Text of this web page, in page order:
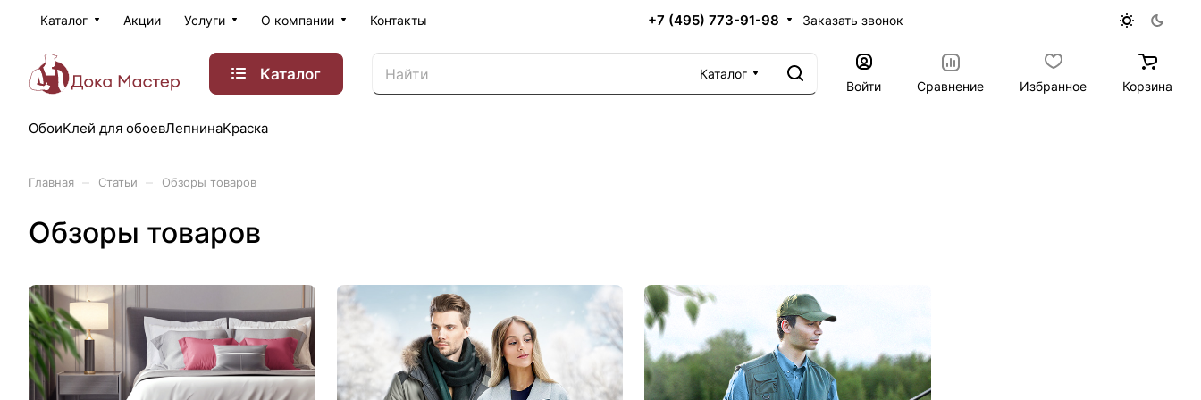
Каталог Акции Услуги О компании Контакты +7 (495) 773-91-98 Заказать звонок
Каталог
Каталог
Войти
Сравнение Избранное Корзина
ОбоиКлей для обоевЛепнинаКраска
Главная Статьи Обзоры товаров
Обзоры товаров